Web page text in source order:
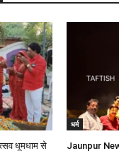
धूमधाम से
धर्म
Jaunpur